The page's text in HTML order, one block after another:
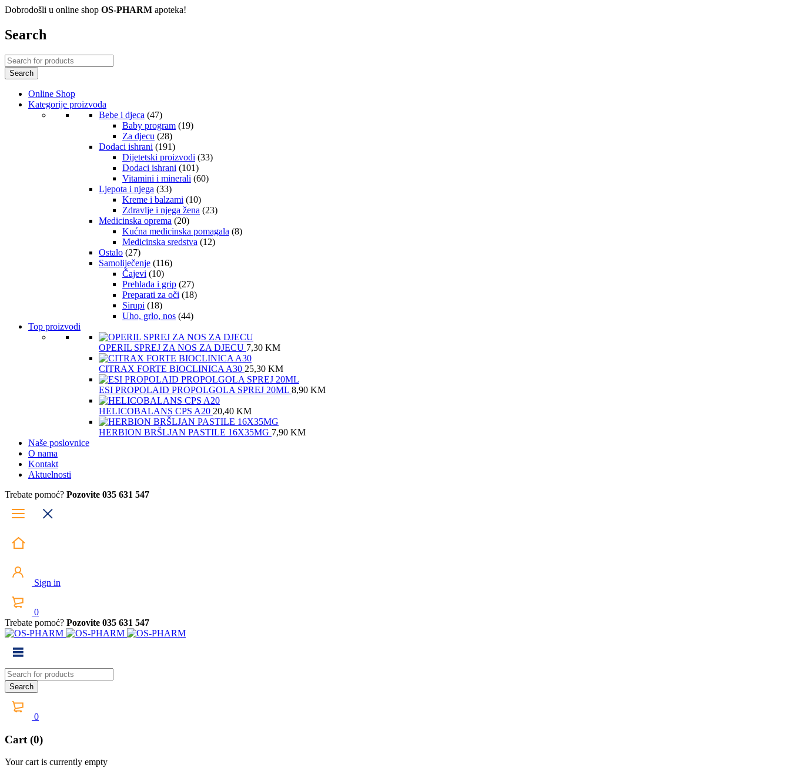
Dobrodošli u online shop OS-PHARM apoteka!
Search
Online Shop
Kategorije proizvoda
Bebe i djeca (47)
Baby program (19)
Za djecu (28)
Dodaci ishrani (191)
Dijetetski proizvodi (33)
Dodaci ishrani (101)
Vitamini i minerali (60)
Ljepota i njega (33)
Kreme i balzami (10)
Zdravlje i njega žena (23)
Medicinska oprema (20)
Kućna medicinska pomagala (8)
Medicinska sredstva (12)
Ostalo (27)
Samoliječenje (116)
Čajevi (10)
Prehlada i grip (27)
Preparati za oči (18)
Sirupi (18)
Uho, grlo, nos (44)
Top proizvodi
OPERIL SPREJ ZA NOS ZA DJECU 7,30 KM
CITRAX FORTE BIOCLINICA A30 25,30 KM
ESI PROPOLAID PROPOLGOLA SPREJ 20ML 8,90 KM
HELICOBALANS CPS A20 20,40 KM
HERBION BRŠLJAN PASTILE 16X35MG 7,90 KM
Naše poslovnice
O nama
Kontakt
Aktuelnosti
Trebate pomoć? Pozovite 035 631 547
Sign in
0
Trebate pomoć? Pozovite 035 631 547
0
Cart (0)
Your cart is currently empty